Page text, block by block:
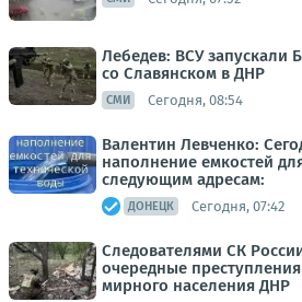
Лебедев: ВСУ запускали
со Славянском в ДНР
СМИ Сегодня, 08:54
Валентин Левченко:
наполнение емкостей
следующим адресам:
ДОНЕЦК Сегодня, 07:42
Следователями СК
очередные
мирного населения ДНР